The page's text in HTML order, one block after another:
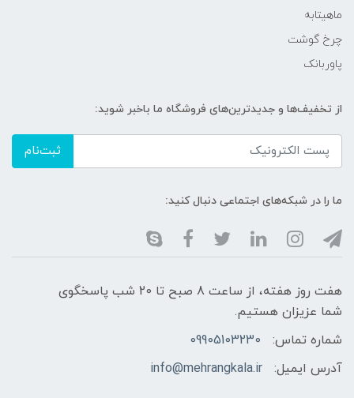
ماهیتابه
چرخ گوشت
پاوربانک
از تخفیف‌ها و جدیدترین‌های فروشگاه ما باخبر شوید:
ثبت‌نام
ما را در شبکه‌های اجتماعی دنبال کنید:
هفت روز هفته، از ساعت 8 صبح تا 20 شب پاسخگوی
شما عزیزان هستیم.
شماره تماس:
09905103230
آدرس ایمیل:
info@mehrangkala.ir